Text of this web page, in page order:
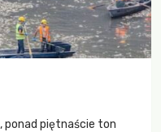
ponad piętnaście ton